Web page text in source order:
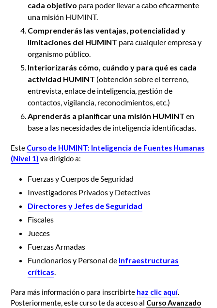
cada objetivo para poder llevar a cabo eficazmente
una misión HUMINT.
Comprenderás las ventajas, potencialidad y
limitaciones del HUMINT para cualquier empresa y
organismo público.
Interiorizarás cómo, cuándo y para qué es cada
actividad HUMINT (obtención sobre el terreno,
entrevista, enlace de inteligencia, gestión de
contactos, vigilancia, reconocimientos, etc.)
Aprenderás a planificar una misión HUMINT en
base a las necesidades de inteligencia identificadas.
Este Curso de HUMINT: Inteligencia de Fuentes Humanas
(Nivel 1) va dirigido a:
Fuerzas y Cuerpos de Seguridad
Investigadores Privados y Detectives
Directores y Jefes de Seguridad
Fiscales
Jueces
Fuerzas Armadas
Funcionarios y Personal de Infraestructuras
críticas.
Para más información o para inscribirte haz clic aquí.
Posteriormente, este curso te da acceso al Curso Avanzado